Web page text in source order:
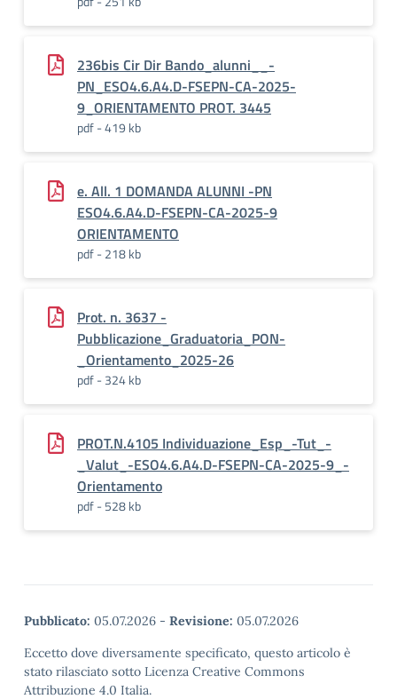
236bis Cir Dir Bando_alunni__-
PN_ESO4.6.A4.D-FSEPN-CA-2025-
9_ORIENTAMENTO PROT. 3445
pdf - 419 kb
e. All. 1 DOMANDA ALUNNI -PN
ESO4.6.A4.D-FSEPN-CA-2025-9
ORIENTAMENTO
pdf - 218 kb
Prot. n. 3637 -
Pubblicazione_Graduatoria_PON-
_Orientamento_2025-26
pdf - 324 kb
PROT.N.4105 Individuazione_Esp_-Tut_-
_Valut_-ESO4.6.A4.D-FSEPN-CA-2025-9_-
Orientamento
pdf - 528 kb
Pubblicato: 05.07.2026 - Revisione: 05.07.2026
Eccetto dove diversamente specificato, questo articolo è
stato rilasciato sotto Licenza Creative Commons
Attribuzione 4.0 Italia.